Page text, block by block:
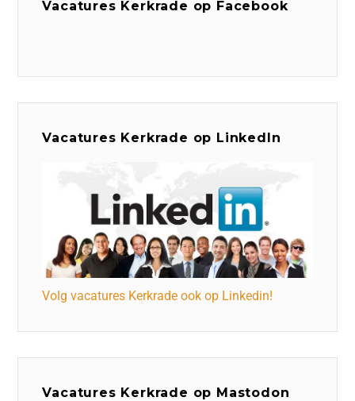
Vacatures Kerkrade op Facebook
Vacatures Kerkrade op LinkedIn
Volg vacatures Kerkrade ook op Linkedin!
Vacatures Kerkrade op Mastodon